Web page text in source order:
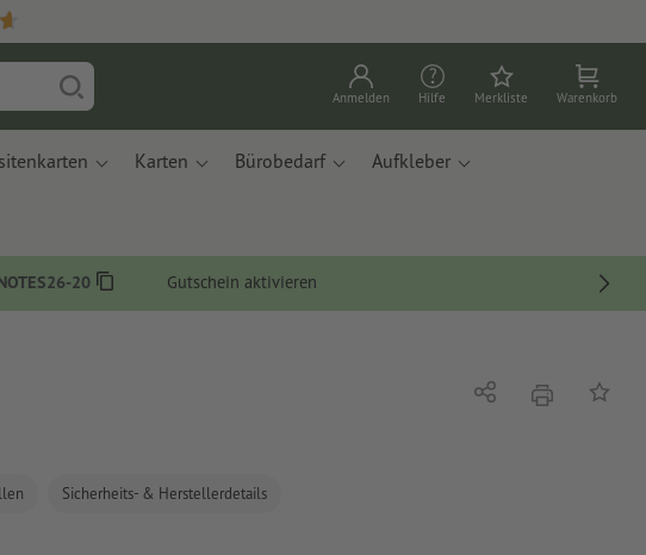
Anmelden Hilfe Merkliste Warenkorb
Karten Bürobedarf Aufkleber
20 Gutschein aktivieren
Sicherheits- & Herstellerdetails
Teilen DruckenAuf